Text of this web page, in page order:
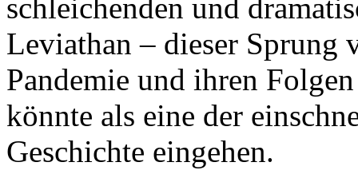
schleichenden und
Leviathan – dieser Sprung
Pandemie und ihren
könnte als eine der
Geschichte eingehen.